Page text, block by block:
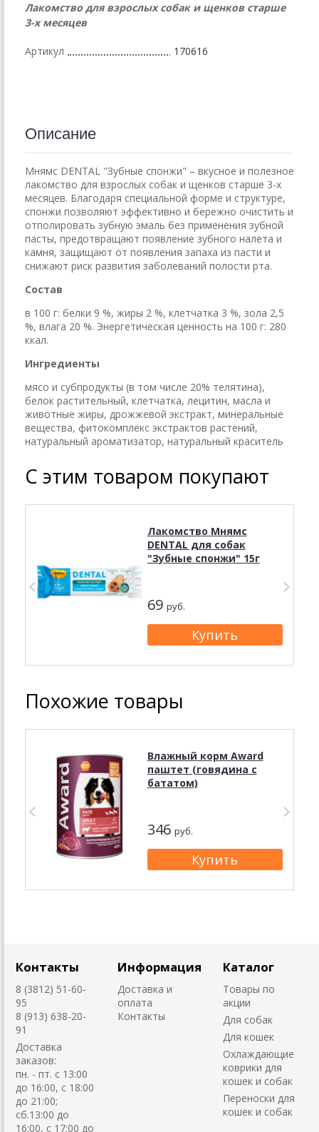
Лакомство для взрослых собак и щенков старше
3-х месяцев
Артикул 170616
Описание
Мнямс DENTAL "Зубные спонжи" – вкусное и полезное
лакомство для взрослых собак и щенков старше 3-х
месяцев. Благодаря специальной форме и структуре,
спонжи позволяют эффективно и бережно очистить и
отполировать зубную эмаль без применения зубной
пасты, предотвращают появление зубного налета и
камня, защищают от появления запаха из пасти и
снижают риск развития заболеваний полости рта.
Состав
в 100 г: белки 9 %, жиры 2 %, клетчатка 3 %, зола 2,5
%, влага 20 %. Энергетическая ценность на 100 г: 280
ккал.
Ингредиенты
мясо и субпродукты (в том числе 20% телятина),
белок растительный, клетчатка, лецитин, масла и
животные жиры, дрожжевой экстракт, минеральные
вещества, фитокомплекс экстрактов растений,
натуральный ароматизатор, натуральный краситель
С этим товаром покупают
Лакомство Мнямс
DENTAL для собак
"Зубные спонжи" 15г
69 руб.
Похожие товары
Влажный корм Award
паштет (говядина с
бататом)
346 руб.
Контакты
8 (3812) 51-60-
95
8 (913) 638-20-
91
Доставка
заказов:
пн. - пт. с 13:00
до 16:00, с 18:00
до 21:00;
сб.13:00 до
16:00, с 17:00 до
Информация
Доставка и
оплата
Контакты
Каталог
Товары по
акции
Для собак
Для кошек
Охлаждающие
коврики для
кошек и собак
Переноски для
кошек и собак